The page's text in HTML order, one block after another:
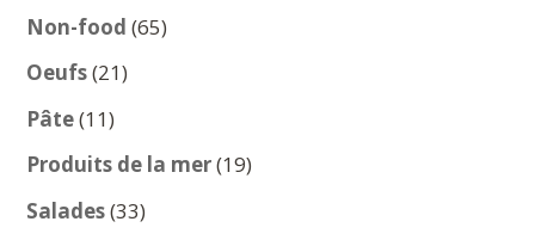
produits
Non-food 6565
Oeufs 2121
Pâte 1111
produits
Produits de la mer 1919
Salades 3333